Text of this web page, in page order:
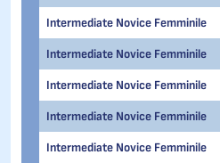
Intermediate Novice Femminile
Intermediate Novice Femminile
Intermediate Novice Femminile
Intermediate Novice Femminile
Intermediate Novice Femminile